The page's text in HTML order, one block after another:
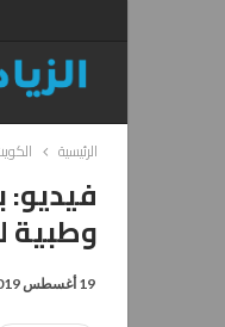
الرئيسية
فيديو:
وطبية
19 أغسطس 2019